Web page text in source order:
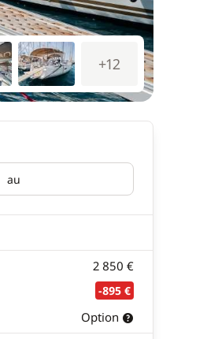
+12
au
Retour
2 850 €
-895 €
Option